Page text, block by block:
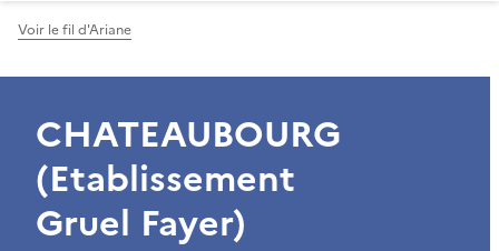
Voir le fil d'Ariane
CHATEAUBOURG
(Etablissement
Gruel Fayer)